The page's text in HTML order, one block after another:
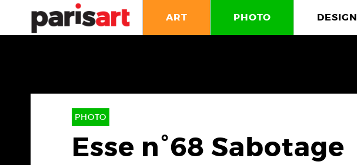
ART PHOTO DESIGN
PHOTO
Esse n°68 Sabotage